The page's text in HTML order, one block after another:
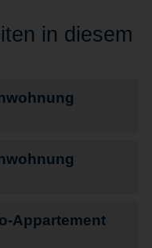
in diesem
Appartement